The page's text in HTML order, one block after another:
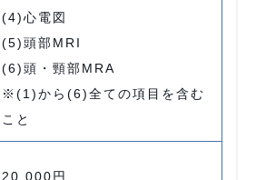
(4)心電図
(5)頭部MRI
(6)頭・頸部MRA
※(1)から(6)全ての項目を含む
こと
20,000円